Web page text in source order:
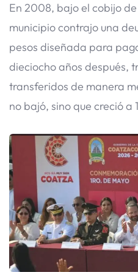
En 2008, bajo el cobijo
municipio contrajo una
pesos diseñada para
dieciocho años después,
transferidos de manera
no bajó, sino que creció a